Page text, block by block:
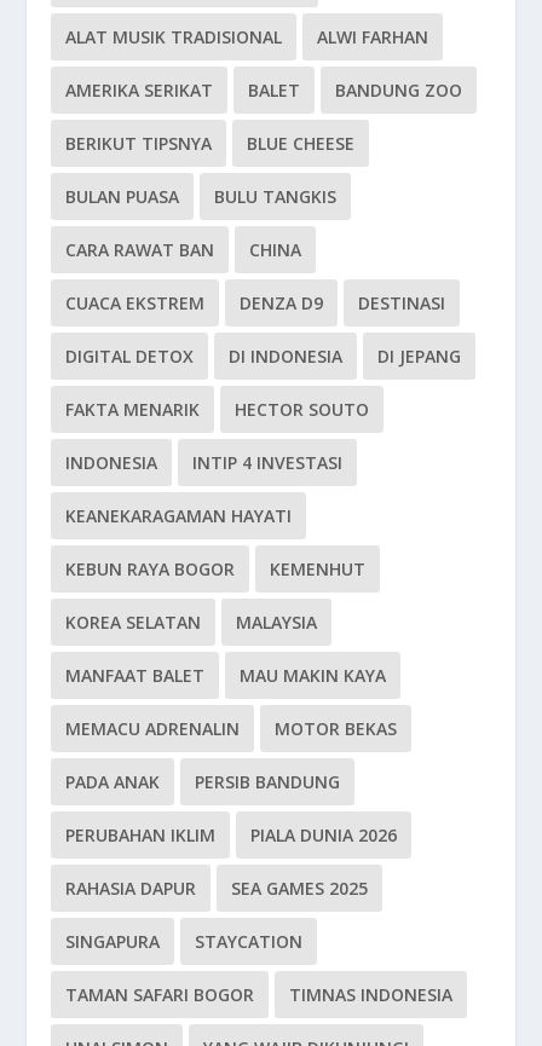
ALAT MUSIK TRADISIONAL ALWI FARHAN
AMERIKA SERIKAT BALET BANDUNG ZOO
BERIKUT TIPSNYA BLUE CHEESE
BULAN PUASA BULU TANGKIS
CARA RAWAT BAN CHINA
CUACA EKSTREM DENZA D9 DESTINASI
DIGITAL DETOX DI INDONESIA DI JEPANG
FAKTA MENARIK HECTOR SOUTO
INDONESIA INTIP 4 INVESTASI
KEANEKARAGAMAN HAYATI
KEBUN RAYA BOGOR KEMENHUT
KOREA SELATAN MALAYSIA
MANFAAT BALET MAU MAKIN KAYA
MEMACU ADRENALIN MOTOR BEKAS
PADA ANAK PERSIB BANDUNG
PERUBAHAN IKLIM PIALA DUNIA 2026
RAHASIA DAPUR SEA GAMES 2025
SINGAPURA STAYCATION
TAMAN SAFARI BOGOR TIMNAS INDONESIA